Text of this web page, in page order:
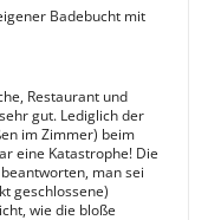
Badebucht mit
Restaurant und
gut. Lediglich der
im Zimmer) beim
eine Katastrophe! Die
man sei
geschlossene)
wie die bloße